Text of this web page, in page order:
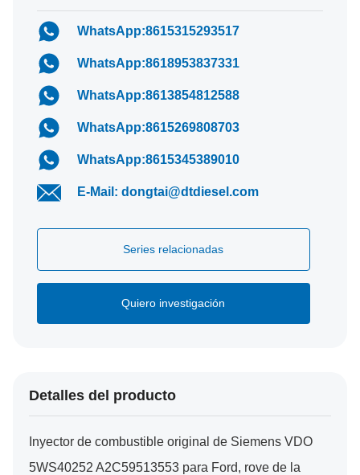
WhatsApp:8615315293517
WhatsApp:8618953837331
WhatsApp:8613854812588
WhatsApp:8615269808703
WhatsApp:8615345389010
E-Mail: dongtai@dtdiesel.com
Series relacionadas
Quiero investigación
Detalles del producto
Inyector de combustible original de Siemens VDO
5WS40252 A2C59513553 para Ford, rove de la